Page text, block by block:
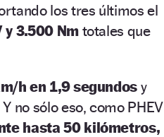
los tres últimos el
y 3.500 Nmtotales que
h en 1,9 segundos y
no sólo eso, como PHEV
hasta 50 kilómetros,